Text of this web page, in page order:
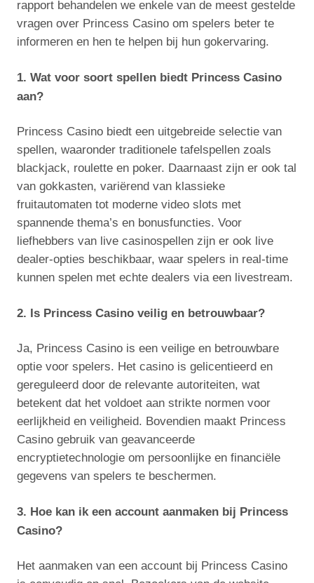
rapport behandelen we enkele van de meest gestelde
vragen over Princess Casino om spelers beter te
informeren en hen te helpen bij hun gokervaring.
1. Wat voor soort spellen biedt Princess Casino
aan?
Princess Casino biedt een uitgebreide selectie van
spellen, waaronder traditionele tafelspellen zoals
blackjack, roulette en poker. Daarnaast zijn er ook tal
van gokkasten, variërend van klassieke
fruitautomaten tot moderne video slots met
spannende thema’s en bonusfuncties. Voor
liefhebbers van live casinospellen zijn er ook live
dealer-opties beschikbaar, waar spelers in real-time
kunnen spelen met echte dealers via een livestream.
2. Is Princess Casino veilig en betrouwbaar?
Ja, Princess Casino is een veilige en betrouwbare
optie voor spelers. Het casino is gelicentieerd en
gereguleerd door de relevante autoriteiten, wat
betekent dat het voldoet aan strikte normen voor
eerlijkheid en veiligheid. Bovendien maakt Princess
Casino gebruik van geavanceerde
encryptietechnologie om persoonlijke en financiële
gegevens van spelers te beschermen.
3. Hoe kan ik een account aanmaken bij Princess
Casino?
Het aanmaken van een account bij Princess Casino